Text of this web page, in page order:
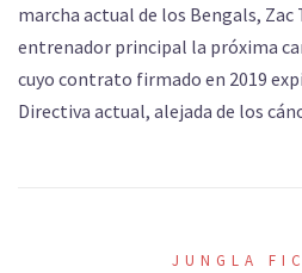
marcha actual de los Bengals, Zac
entrenador principal la próxima
cuyo contrato firmado en 2019
Directiva actual, alejada de los
JUNGLA